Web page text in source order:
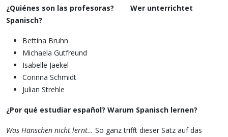
¿Quiénes son las profesoras? Wer unterrichtet
Spanisch?
Bettina Bruhn
Michaela Gutfreund
Isabelle Jaekel
Corinna Schmidt
Julian Strehle
¿Por qué estudiar español? Warum Spanisch lernen?
Was Hänschen nicht lernt… So ganz trifft dieser Satz auf das